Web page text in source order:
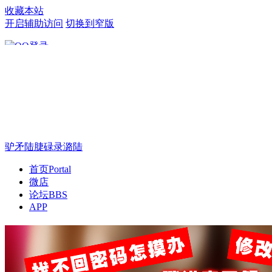
收藏本站
开启辅助访问 切换到窄版
驴矛陆脻碌录潞陆
首页Portal
微店
论坛BBS
APP